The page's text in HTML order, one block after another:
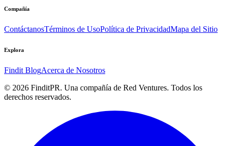
Compañía
ContáctanosTérminos de UsoPolítica de PrivacidadMapa del Sitio
Explora
Findit BlogAcerca de Nosotros
© 2026 FinditPR. Una compañía de Red Ventures. Todos los
derechos reservados.